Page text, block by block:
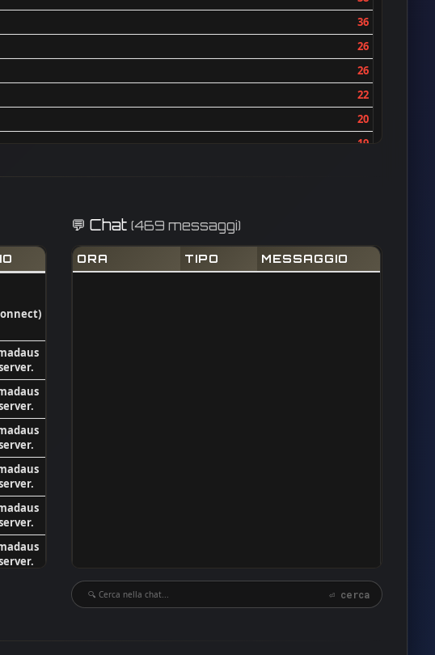
36
26
26
22
20
19
9
8
💬 Chat(469 messaggi)
ORA TIPO MESSAGGIO
⏎ cerca